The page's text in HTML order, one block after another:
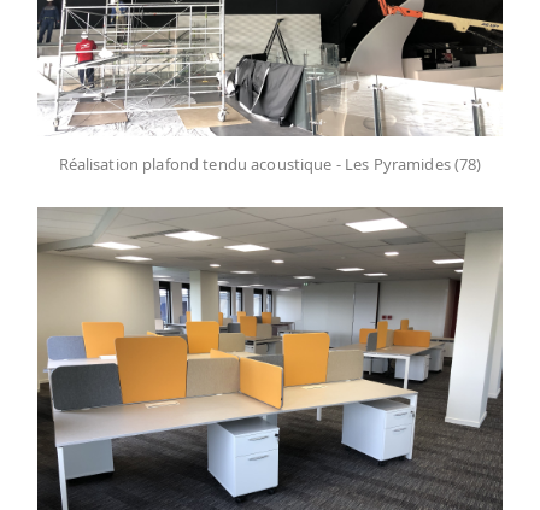
Réalisation plafond tendu acoustique - Les Pyramides (78)